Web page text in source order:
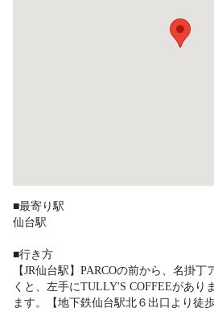
■最寄り駅
仙台駅
■行き方
【JR仙台駅】PARCOの前から、名掛
くと、左手にTULLY'S COFFEEがあり
ます。【地下鉄仙台駅北６出口より徒